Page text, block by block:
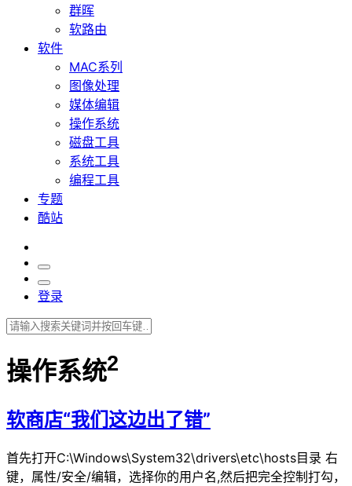
群晖
软路由
软件
MAC系列
图像处理
媒体编辑
操作系统
磁盘工具
系统工具
编程工具
专题
酷站
登录
操作系统2
软商店“我们这边出了错”
首先打开C:\Windows\System32\drivers\etc\hosts目录 右
键，属性/安全/编辑，选择你的用户名,然后把完全控制打勾，